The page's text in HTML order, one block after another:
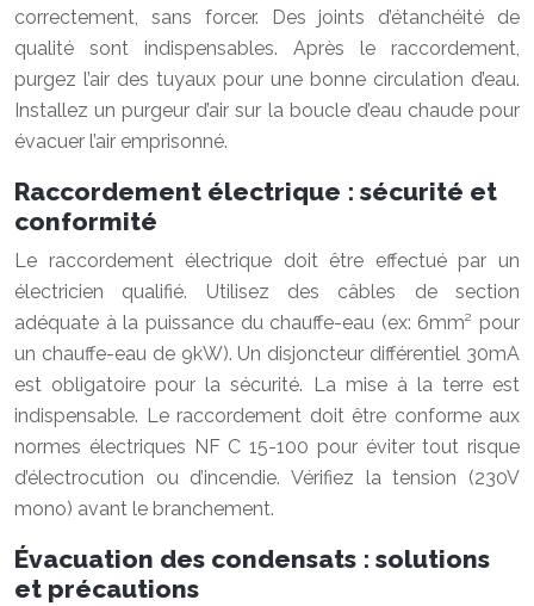
correctement, sans forcer. Des joints d’étanchéité de
qualité sont indispensables. Après le raccordement,
purgez l’air des tuyaux pour une bonne circulation d’eau.
Installez un purgeur d’air sur la boucle d’eau chaude pour
évacuer l’air emprisonné.
Raccordement électrique : sécurité et
conformité
Le raccordement électrique doit être effectué par un
électricien qualifié. Utilisez des câbles de section
adéquate à la puissance du chauffe-eau (ex: 6mm² pour
un chauffe-eau de 9kW). Un disjoncteur différentiel 30mA
est obligatoire pour la sécurité. La mise à la terre est
indispensable. Le raccordement doit être conforme aux
normes électriques NF C 15-100 pour éviter tout risque
d’électrocution ou d’incendie. Vérifiez la tension (230V
mono) avant le branchement.
Évacuation des condensats : solutions
et précautions